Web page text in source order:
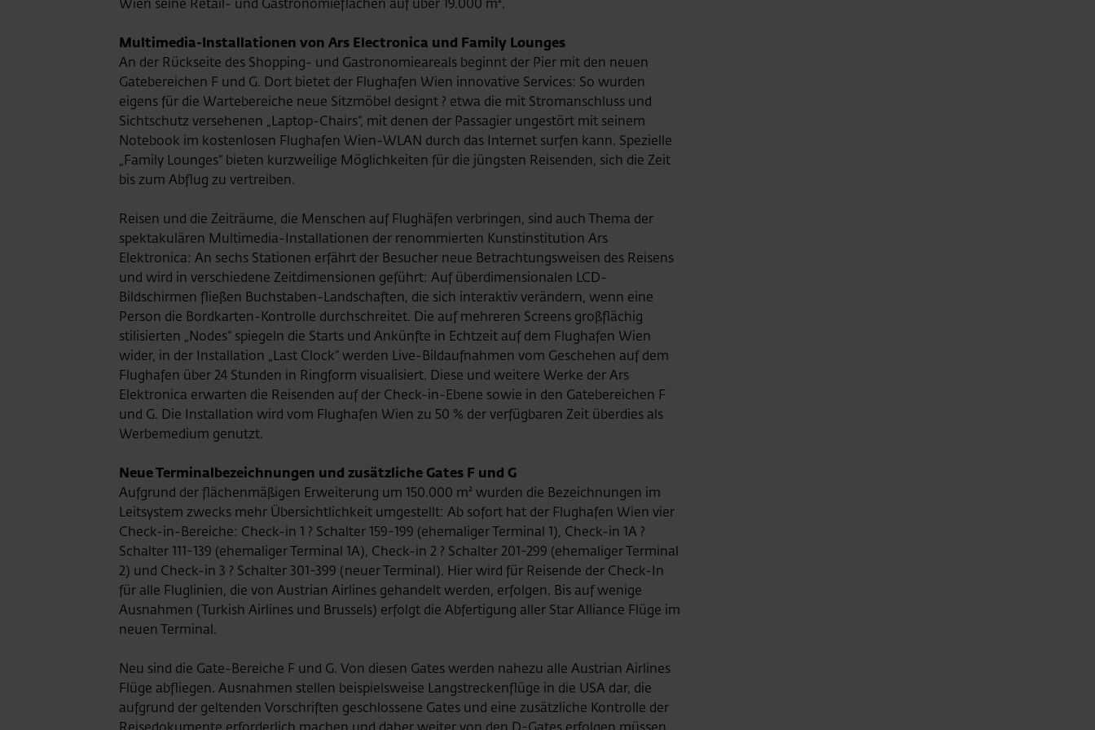
Wien seine Retail- und Gastronomieflächen auf über 19.000 m².
Multimedia-Installationen von Ars Electronica und Family Lounges
An der Rückseite des Shopping- und Gastronomieareals beginnt der Pier mit den neuen
Gatebereichen F und G. Dort bietet der Flughafen Wien innovative Services: So wurden
eigens für die Wartebereiche neue Sitzmöbel designt ? etwa die mit Stromanschluss und
Sichtschutz versehenen „Laptop-Chairs“, mit denen der Passagier ungestört mit seinem
Notebook im kostenlosen Flughafen Wien-WLAN durch das Internet surfen kann. Spezielle
„Family Lounges“ bieten kurzweilige Möglichkeiten für die jüngsten Reisenden, sich die Zeit
bis zum Abflug zu vertreiben.
Reisen und die Zeiträume, die Menschen auf Flughäfen verbringen, sind auch Thema der
spektakulären Multimedia-Installationen der renommierten Kunstinstitution Ars
Elektronica: An sechs Stationen erfährt der Besucher neue Betrachtungsweisen des Reisens
und wird in verschiedene Zeitdimensionen geführt: Auf überdimensionalen LCD-
Bildschirmen fließen Buchstaben-Landschaften, die sich interaktiv verändern, wenn eine
Person die Bordkarten-Kontrolle durchschreitet. Die auf mehreren Screens großflächig
stilisierten „Nodes“ spiegeln die Starts und Ankünfte in Echtzeit auf dem Flughafen Wien
wider, in der Installation „Last Clock“ werden Live-Bildaufnahmen vom Geschehen auf dem
Flughafen über 24 Stunden in Ringform visualisiert. Diese und weitere Werke der Ars
Elektronica erwarten die Reisenden auf der Check-in-Ebene sowie in den Gatebereichen F
und G. Die Installation wird vom Flughafen Wien zu 50 % der verfügbaren Zeit überdies als
Werbemedium genutzt.
Neue Terminalbezeichnungen und zusätzliche Gates F und G
Aufgrund der flächenmäßigen Erweiterung um 150.000 m² wurden die Bezeichnungen im
Leitsystem zwecks mehr Übersichtlichkeit umgestellt: Ab sofort hat der Flughafen Wien vier
Check-in-Bereiche: Check-in 1 ? Schalter 159-199 (ehemaliger Terminal 1), Check-in 1A ?
Schalter 111-139 (ehemaliger Terminal 1A), Check-in 2 ? Schalter 201-299 (ehemaliger Terminal
2) und Check-in 3 ? Schalter 301-399 (neuer Terminal). Hier wird für Reisende der Check-In
für alle Fluglinien, die von Austrian Airlines gehandelt werden, erfolgen. Bis auf wenige
Ausnahmen (Turkish Airlines und Brussels) erfolgt die Abfertigung aller Star Alliance Flüge im
neuen Terminal.
Neu sind die Gate-Bereiche F und G. Von diesen Gates werden nahezu alle Austrian Airlines
Flüge abfliegen. Ausnahmen stellen beispielsweise Langstreckenflüge in die USA dar, die
aufgrund der geltenden Vorschriften geschlossene Gates und eine zusätzliche Kontrolle der